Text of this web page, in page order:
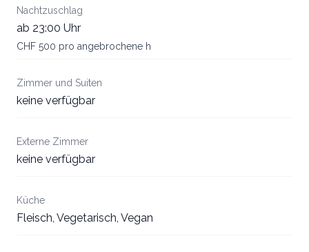
Nachtzuschlag
ab 23:00 Uhr
CHF 500 pro angebrochene h
Zimmer und Suiten
keine verfügbar
Externe Zimmer
keine verfügbar
Küche
Fleisch, Vegetarisch, Vegan